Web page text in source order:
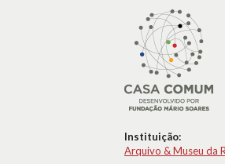
Instituição:
Arquivo & Museu da